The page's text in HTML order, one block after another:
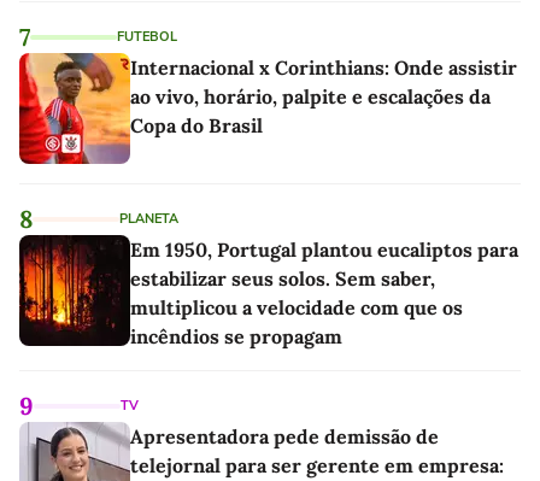
7 FUTEBOL
Internacional x Corinthians: Onde assistir
ao vivo, horário, palpite e escalações da
Copa do Brasil
8 PLANETA
Em 1950, Portugal plantou eucaliptos para
estabilizar seus solos. Sem saber,
multiplicou a velocidade com que os
incêndios se propagam
9 TV
Apresentadora pede demissão de
telejornal para ser gerente em empresa: